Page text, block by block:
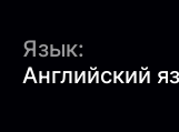
Язык:
Английский